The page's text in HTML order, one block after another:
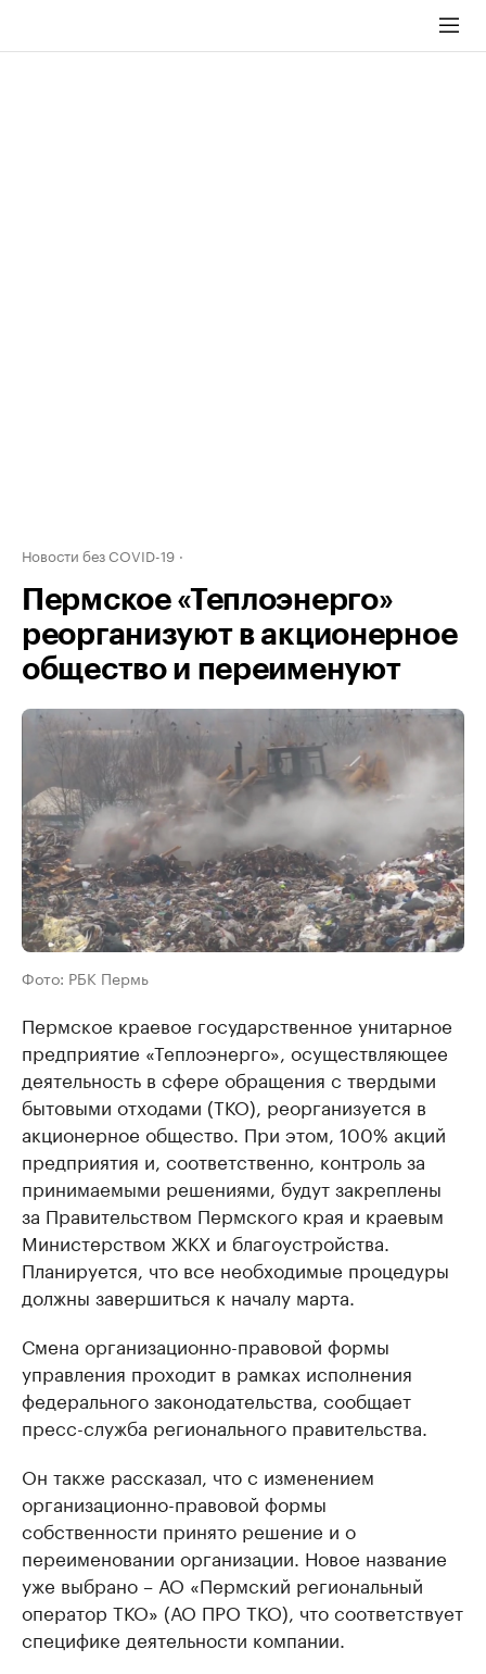
Новости без COVID-19
Пермское «Теплоэнерго»
реорганизуют в акционерное
общество и переименуют
Фото: РБК Пермь
Пермское краевое государственное унитарное
предприятие «Теплоэнерго», осуществляющее
деятельность в сфере обращения с твердыми
бытовыми отходами (ТКО), реорганизуется в
акционерное общество. При этом, 100% акций
предприятия и, соответственно, контроль за
принимаемыми решениями, будут закреплены
за Правительством Пермского края и краевым
Министерством ЖКХ и благоустройства.
Планируется, что все необходимые процедуры
должны завершиться к началу марта.
Смена организационно-правовой формы
управления проходит в рамках исполнения
федерального законодательства, сообщает
пресс-служба регионального правительства.
Он также рассказал, что с изменением
организационно-правовой формы
собственности принято решение и о
переименовании организации. Новое название
уже выбрано – АО «Пермский региональный
оператор ТКО» (АО ПРО ТКО), что соответствует
специфике деятельности компании.